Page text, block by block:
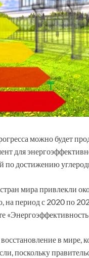
можно будет
для
достижению
мира привлекли
на период с 2020 по
в
поскольку